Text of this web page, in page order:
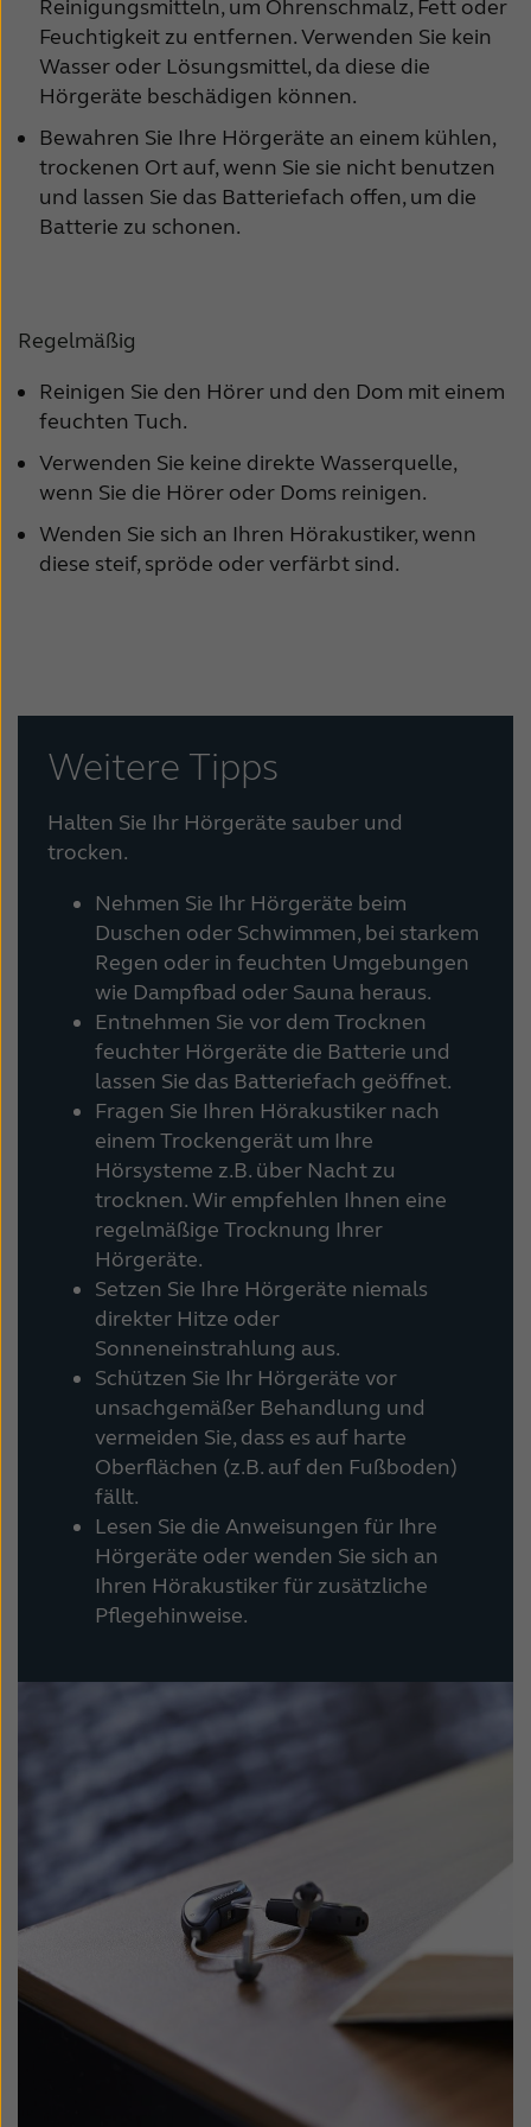
Türkçe United Kingdom
United States Österreich
عربي 日本
Reinigungsmitteln, um Ohrenschmalz, Fett oder
Feuchtigkeit zu entfernen. Verwenden Sie kein
Wasser oder Lösungsmittel, da diese die
Hörgeräte beschädigen können.
Bewahren Sie Ihre Hörgeräte an einem kühlen,
trockenen Ort auf, wenn Sie sie nicht benutzen
und lassen Sie das Batteriefach offen, um die
Batterie zu schonen.
Regelmäßig
Reinigen Sie den Hörer und den Dom mit einem
feuchten Tuch.
Verwenden Sie keine direkte Wasserquelle,
wenn Sie die Hörer oder Doms reinigen.
Wenden Sie sich an Ihren Hörakustiker, wenn
diese steif, spröde oder verfärbt sind.
Weitere Tipps
Halten Sie Ihr Hörgeräte sauber und
trocken.
Nehmen Sie Ihr Hörgeräte beim
Duschen oder Schwimmen, bei starkem
Regen oder in feuchten Umgebungen
wie Dampfbad oder Sauna heraus.
Entnehmen Sie vor dem Trocknen
feuchter Hörgeräte die Batterie und
lassen Sie das Batteriefach geöffnet.
Fragen Sie Ihren Hörakustiker nach
einem Trockengerät um Ihre
Hörsysteme z.B. über Nacht zu
trocknen. Wir empfehlen Ihnen eine
regelmäßige Trocknung Ihrer
Hörgeräte.
Setzen Sie Ihre Hörgeräte niemals
direkter Hitze oder
Sonneneinstrahlung aus.
Schützen Sie Ihr Hörgeräte vor
unsachgemäßer Behandlung und
vermeiden Sie, dass es auf harte
Oberflächen (z.B. auf den Fußboden)
fällt.
Lesen Sie die Anweisungen für Ihre
Hörgeräte oder wenden Sie sich an
Ihren Hörakustiker für zusätzliche
Pflegehinweise.